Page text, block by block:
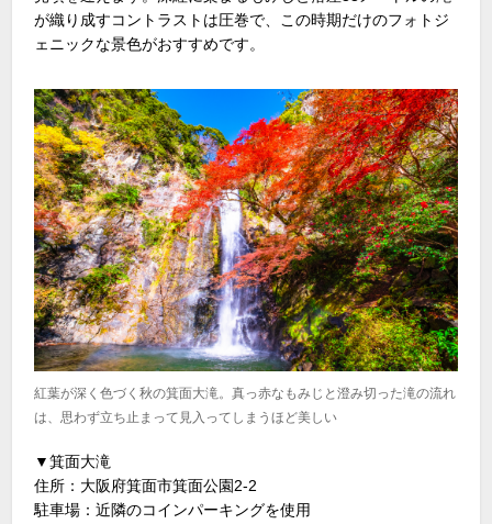
が織り成すコントラストは圧巻で、この時期だけのフォトジ
ェニックな景色がおすすめです。
紅葉が深く色づく秋の箕面大滝。真っ赤なもみじと澄み切った滝の流れ
は、思わず立ち止まって見入ってしまうほど美しい
▼箕面大滝
住所：大阪府箕面市箕面公園2-2
駐車場：近隣のコインパーキングを使用